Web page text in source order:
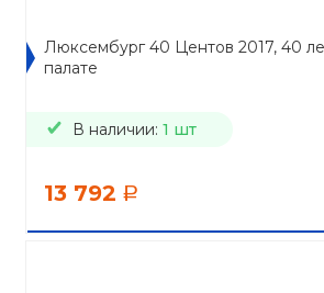
Люксембург 40 Центов 2017, 40
палате
В наличии: 1 шт
13 792 a